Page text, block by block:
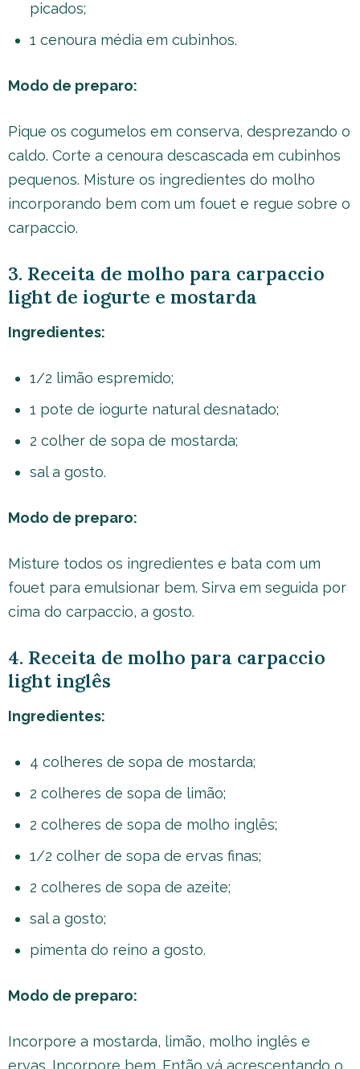
picados;
1 cenoura média em cubinhos.
Modo de preparo:
Pique os cogumelos em conserva, desprezando o
caldo. Corte a cenoura descascada em cubinhos
pequenos. Misture os ingredientes do molho
incorporando bem com um fouet e regue sobre o
carpaccio.
3. Receita de molho para carpaccio
light de iogurte e mostarda
Ingredientes:
1/2 limão espremido;
1 pote de iogurte natural desnatado;
2 colher de sopa de mostarda;
sal a gosto.
Modo de preparo:
Misture todos os ingredientes e bata com um
fouet para emulsionar bem. Sirva em seguida por
cima do carpaccio, a gosto.
4. Receita de molho para carpaccio
light inglês
Ingredientes:
4 colheres de sopa de mostarda;
2 colheres de sopa de limão;
2 colheres de sopa de molho inglês;
1/2 colher de sopa de ervas finas;
2 colheres de sopa de azeite;
sal a gosto;
pimenta do reino a gosto.
Modo de preparo:
Incorpore a mostarda, limão, molho inglês e
ervas. Incorpore bem. Então vá acrescentando o